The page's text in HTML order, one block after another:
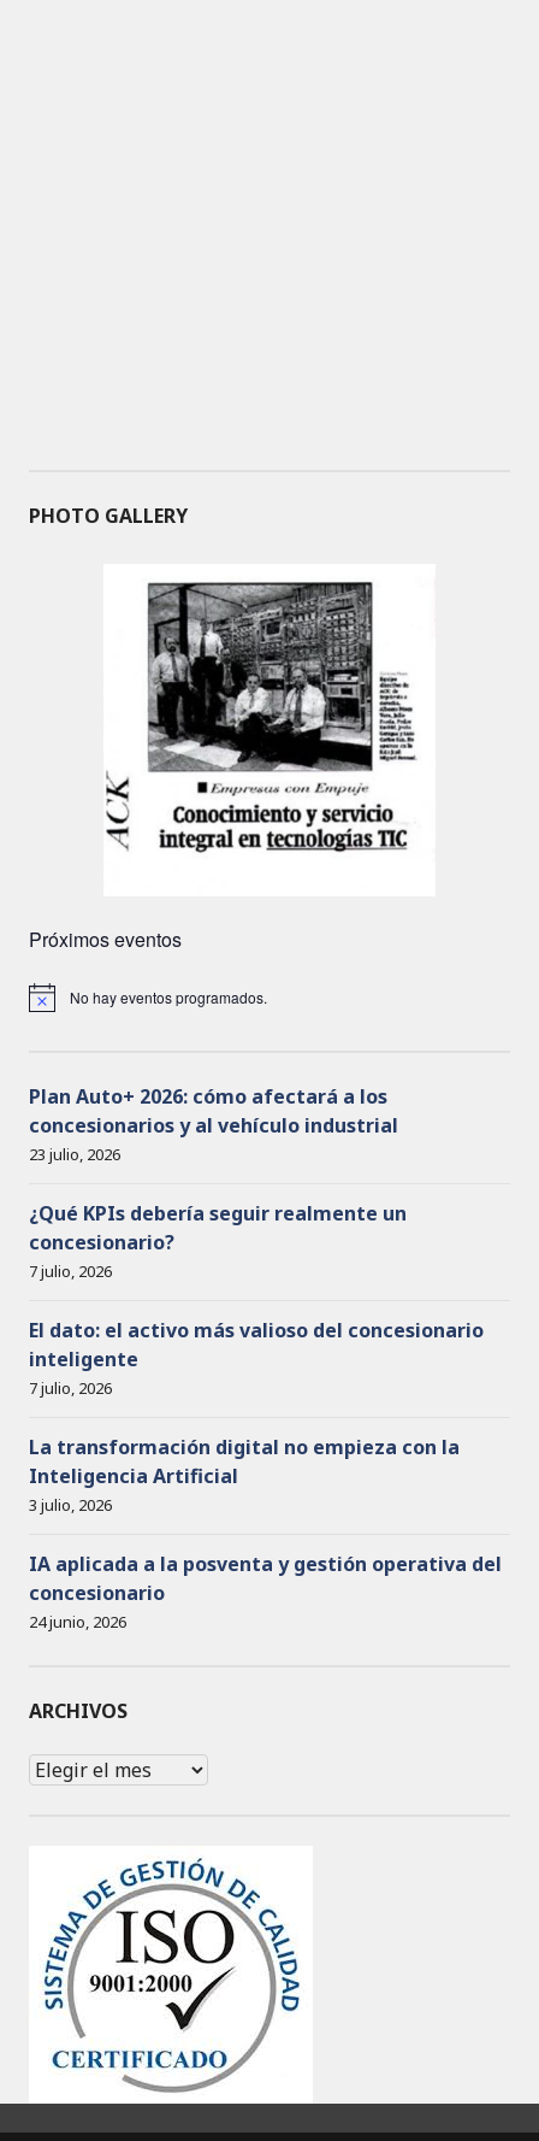
PHOTO GALLERY
Próximos eventos
No hay eventos programados.
Plan Auto+ 2026: cómo afectará a los
concesionarios y al vehículo industrial
23 julio, 2026
¿Qué KPIs debería seguir realmente un
concesionario?
7 julio, 2026
El dato: el activo más valioso del concesionario
inteligente
7 julio, 2026
La transformación digital no empieza con la
Inteligencia Artificial
3 julio, 2026
IA aplicada a la posventa y gestión operativa del
concesionario
24 junio, 2026
ARCHIVOS
Archivos